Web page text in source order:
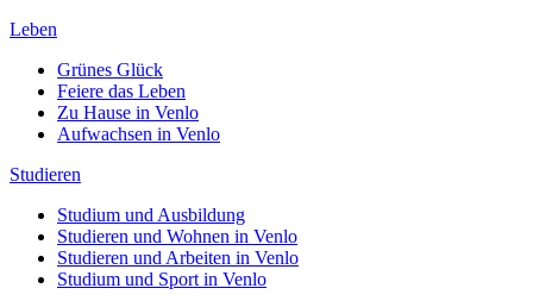
Leben
Grünes Glück
Feiere das Leben
Zu Hause in Venlo
Aufwachsen in Venlo
Studieren
Studium und Ausbildung
Studieren und Wohnen in Venlo
Studieren und Arbeiten in Venlo
Studium und Sport in Venlo